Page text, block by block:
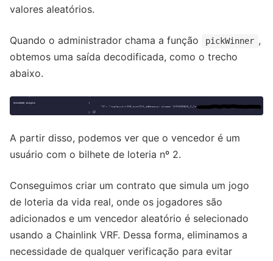
valores aleatórios.
Quando o administrador chama a função pickWinner ,
obtemos uma saída decodificada, como o trecho
abaixo.
A partir disso, podemos ver que o vencedor é um
usuário com o bilhete de loteria nº 2.
Conseguimos criar um contrato que simula um jogo
de loteria da vida real, onde os jogadores são
adicionados e um vencedor aleatório é selecionado
usando a Chainlink VRF. Dessa forma, eliminamos a
necessidade de qualquer verificação para evitar